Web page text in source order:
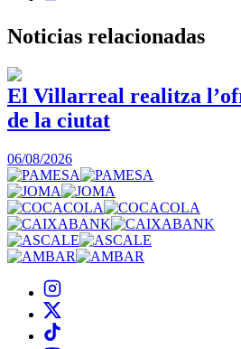
Noticias relacionadas
El Villarreal realitza
de la ciutat
06/08/2026